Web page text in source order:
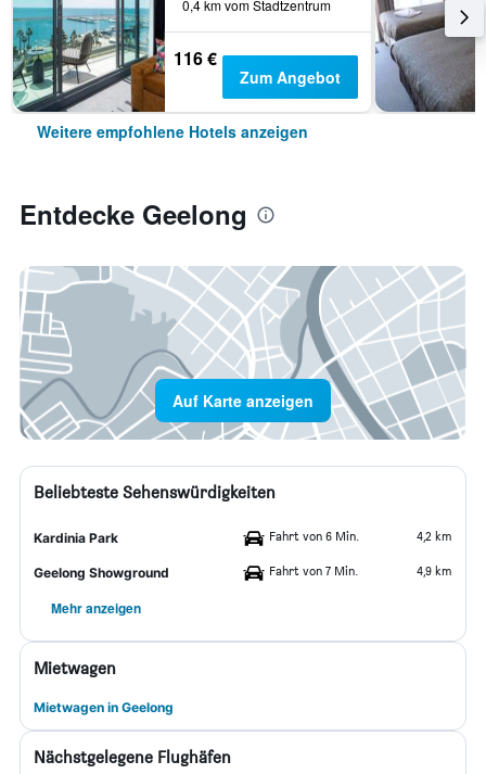
0,4 km vom Stadtzentrum
116 €
Zum Angebot
Weitere empfohlene Hotels anzeigen
Entdecke Geelong
Auf Karte anzeigen
Beliebteste Sehenswürdigkeiten
Kardinia Park Fahrt von 6 Min. 4,2 km
Geelong Showground Fahrt von 7 Min. 4,9 km
Mehr anzeigen
Mietwagen
Mietwagen in Geelong
Nächstgelegene Flughäfen